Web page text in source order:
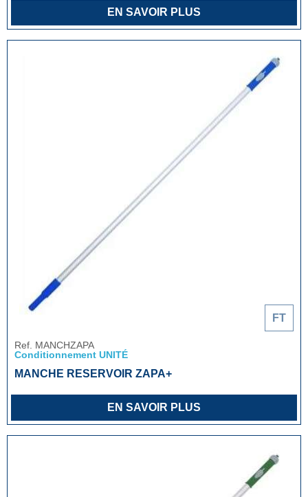
EN SAVOIR PLUS
FT
Ref. MANCHZAPA
Conditionnement UNITÉ
MANCHE RESERVOIR ZAPA+
EN SAVOIR PLUS